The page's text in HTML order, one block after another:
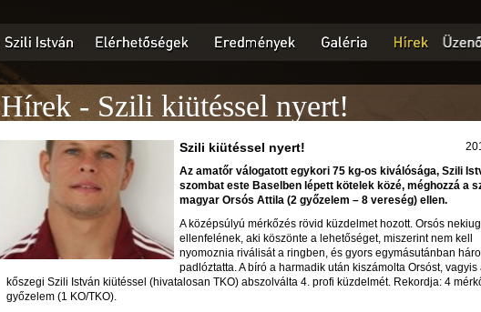
Hírek - Szili kiütéssel nyert!
Szili kiütéssel nyert!
Az amatőr válogatott egykori 75 kg-os kiválósága, Szili
szombat este Baselben lépett kötelek közé, méghozzá a
magyar Orsós Attila (2 győzelem – 8 vereség) ellen.
A középsúlyú mérkőzés rövid küzdelmet hozott. Orsós
ellenfelének, aki köszönte a lehetőséget, miszerint nem kell
nyomoznia riválisát a ringben, és gyors egymásutánban
padlóztatta. A bíró a harmadik után kiszámolta Orsóst, vagyis
kőszegi Szili István kiütéssel (hivatalosan TKO) abszolválta 4. profi küzdelmét. Rekordja: 4
győzelem (1 KO/TKO).